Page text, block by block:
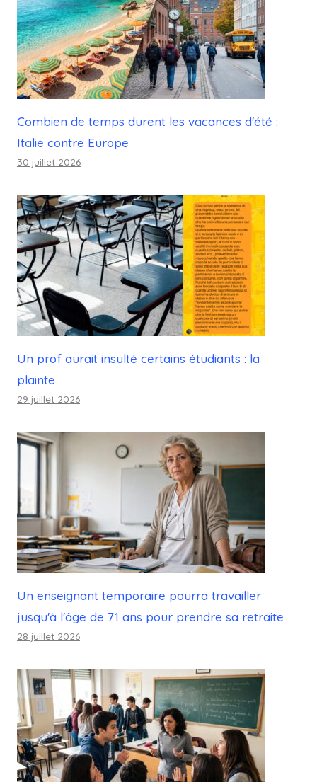
Combien de temps durent les vacances d'été :
Italie contre Europe
30 juillet 2026
Un prof aurait insulté certains étudiants : la
plainte
29 juillet 2026
Un enseignant temporaire pourra travailler
jusqu'à l'âge de 71 ans pour prendre sa retraite
28 juillet 2026